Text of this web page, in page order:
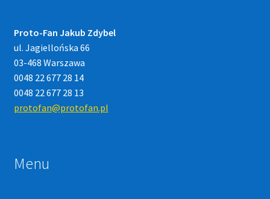
Proto-Fan Jakub Zdybel
ul. Jagiellońska 66
03-468 Warszawa
0048 22 677 28 14
0048 22 677 28 13
protofan@protofan.pl
Menu